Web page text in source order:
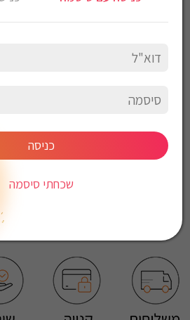
כניסה
שכחתי סיסמה
הרכב הבד 100% כותנה
כביסה עדינה במכונה, 30 מעלות
ללא השריה
לייבש הפוך ובצל
אין לייבש במכונת יבוש
*יבוא מקביל